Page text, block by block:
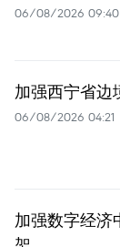
06/08/2026 09:40
加强西宁省边
06/08/2026 04:21
加强数字经济